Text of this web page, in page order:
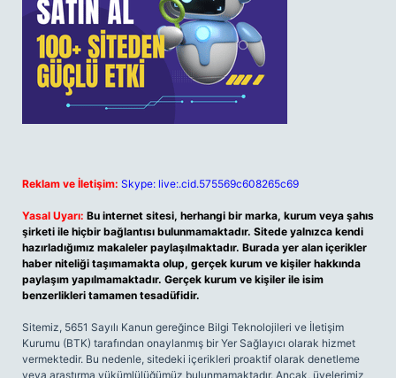
Reklam ve İletişim: Skype: live:.cid.575569c608265c69
Yasal Uyarı: Bu internet sitesi, herhangi bir marka, kurum veya şahıs
şirketi ile hiçbir bağlantısı bulunmamaktadır. Sitede yalnızca kendi
hazırladığımız makaleler paylaşılmaktadır. Burada yer alan içerikler
haber niteliği taşımamakta olup, gerçek kurum ve kişiler hakkında
paylaşım yapılmamaktadır. Gerçek kurum ve kişiler ile isim
benzerlikleri tamamen tesadüfidir.
Sitemiz, 5651 Sayılı Kanun gereğince Bilgi Teknolojileri ve İletişim
Kurumu (BTK) tarafından onaylanmış bir Yer Sağlayıcı olarak hizmet
vermektedir. Bu nedenle, sitedeki içerikleri proaktif olarak denetleme
veya araştırma yükümlülüğümüz bulunmamaktadır. Ancak, üyelerimiz